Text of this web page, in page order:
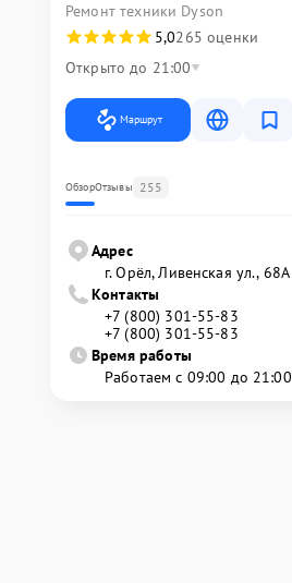
Ремонт техники Dyson
5,0265 оценки
Открыто до 21:00
Маршрут
ОбзорОтзывы 255
Адрес
г. Орёл, Ливенская ул., 68А
Контакты
+7 (800) 301-55-83
+7 (800) 301-55-83
Время работы
Работаем с 09:00 до 21:00